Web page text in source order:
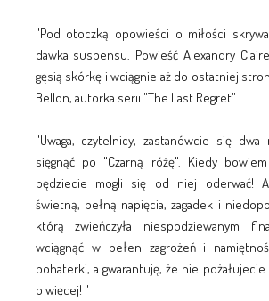
"Pod otoczką opowieści o miłości
dawka suspensu. Powieść Alexandry
gęsią skórkę i wciągnie aż do ostatniej
Bellon, autorka serii "The Last Regret"
"Uwaga, czytelnicy, zastanówcie się dwa
sięgnąć po "Czarną różę". Kiedy
będziecie mogli się od niej oderwać!
świetną, pełną napięcia, zagadek i
którą zwieńczyła niespodziewanym
wciągnąć w pełen zagrożeń i
bohaterki, a gwarantuję, że nie
o więcej! "